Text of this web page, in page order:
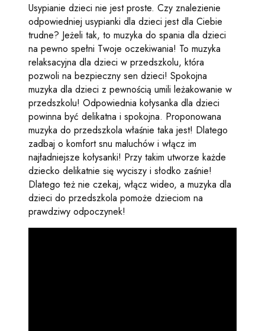
Usypianie dzieci nie jest proste. Czy znalezienie
odpowiedniej usypianki dla dzieci jest dla Ciebie
trudne? Jeżeli tak, to muzyka do spania dla dzieci
na pewno spełni Twoje oczekiwania! To muzyka
relaksacyjna dla dzieci w przedszkolu, która
pozwoli na bezpieczny sen dzieci! Spokojna
muzyka dla dzieci z pewnością umili leżakowanie w
przedszkolu! Odpowiednia kołysanka dla dzieci
powinna być delikatna i spokojna. Proponowana
muzyka do przedszkola właśnie taka jest! Dlatego
zadbaj o komfort snu maluchów i włącz im
najładniejsze kołysanki! Przy takim utworze każde
dziecko delikatnie się wyciszy i słodko zaśnie!
Dlatego też nie czekaj, włącz wideo, a muzyka dla
dzieci do przedszkola pomoże dzieciom na
prawdziwy odpoczynek!